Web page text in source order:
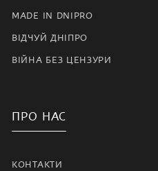
MADE IN DNIPRO
ВІДЧУЙ ДНІПРО
ВІЙНА БЕЗ ЦЕНЗУРИ
ПРО НАС
КОНТАКТИ